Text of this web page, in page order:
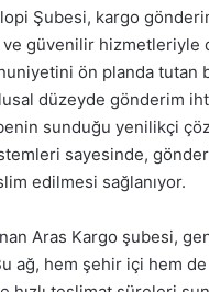
Şubesi, kargo
ve güvenilir hizmetleriyle
ön planda tutan
düzeyde gönderim
sunduğu yenilikçi
sayesinde,
edilmesi sağlanıyor.
Aras Kargo şubesi,
ağ, hem şehir içi hem